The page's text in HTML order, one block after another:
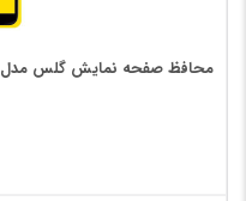
محافظ صفحه نمایش گلس مدل 9D مناسب شیائومی 13T Pro (دوعدد)